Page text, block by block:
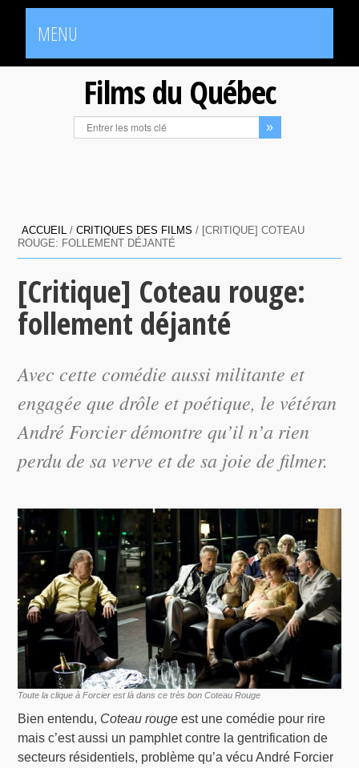
MENU
Films du Québec
ACCUEIL /CRITIQUES DES FILMS / [CRITIQUE] COTEAU
ROUGE: FOLLEMENT DÉJANTÉ
[Critique] Coteau rouge:
follement déjanté
Avec cette comédie aussi militante et
engagée que drôle et poétique, le vétéran
André Forcier démontre qu’il n’a rien
perdu de sa verve et de sa joie de filmer.
Toute la clique à Forcier est là dans ce très bon Coteau Rouge
Bien entendu, Coteau rouge est une comédie pour rire
mais c’est aussi un pamphlet contre la gentrification de
secteurs résidentiels, problème qu’a vécu André Forcier